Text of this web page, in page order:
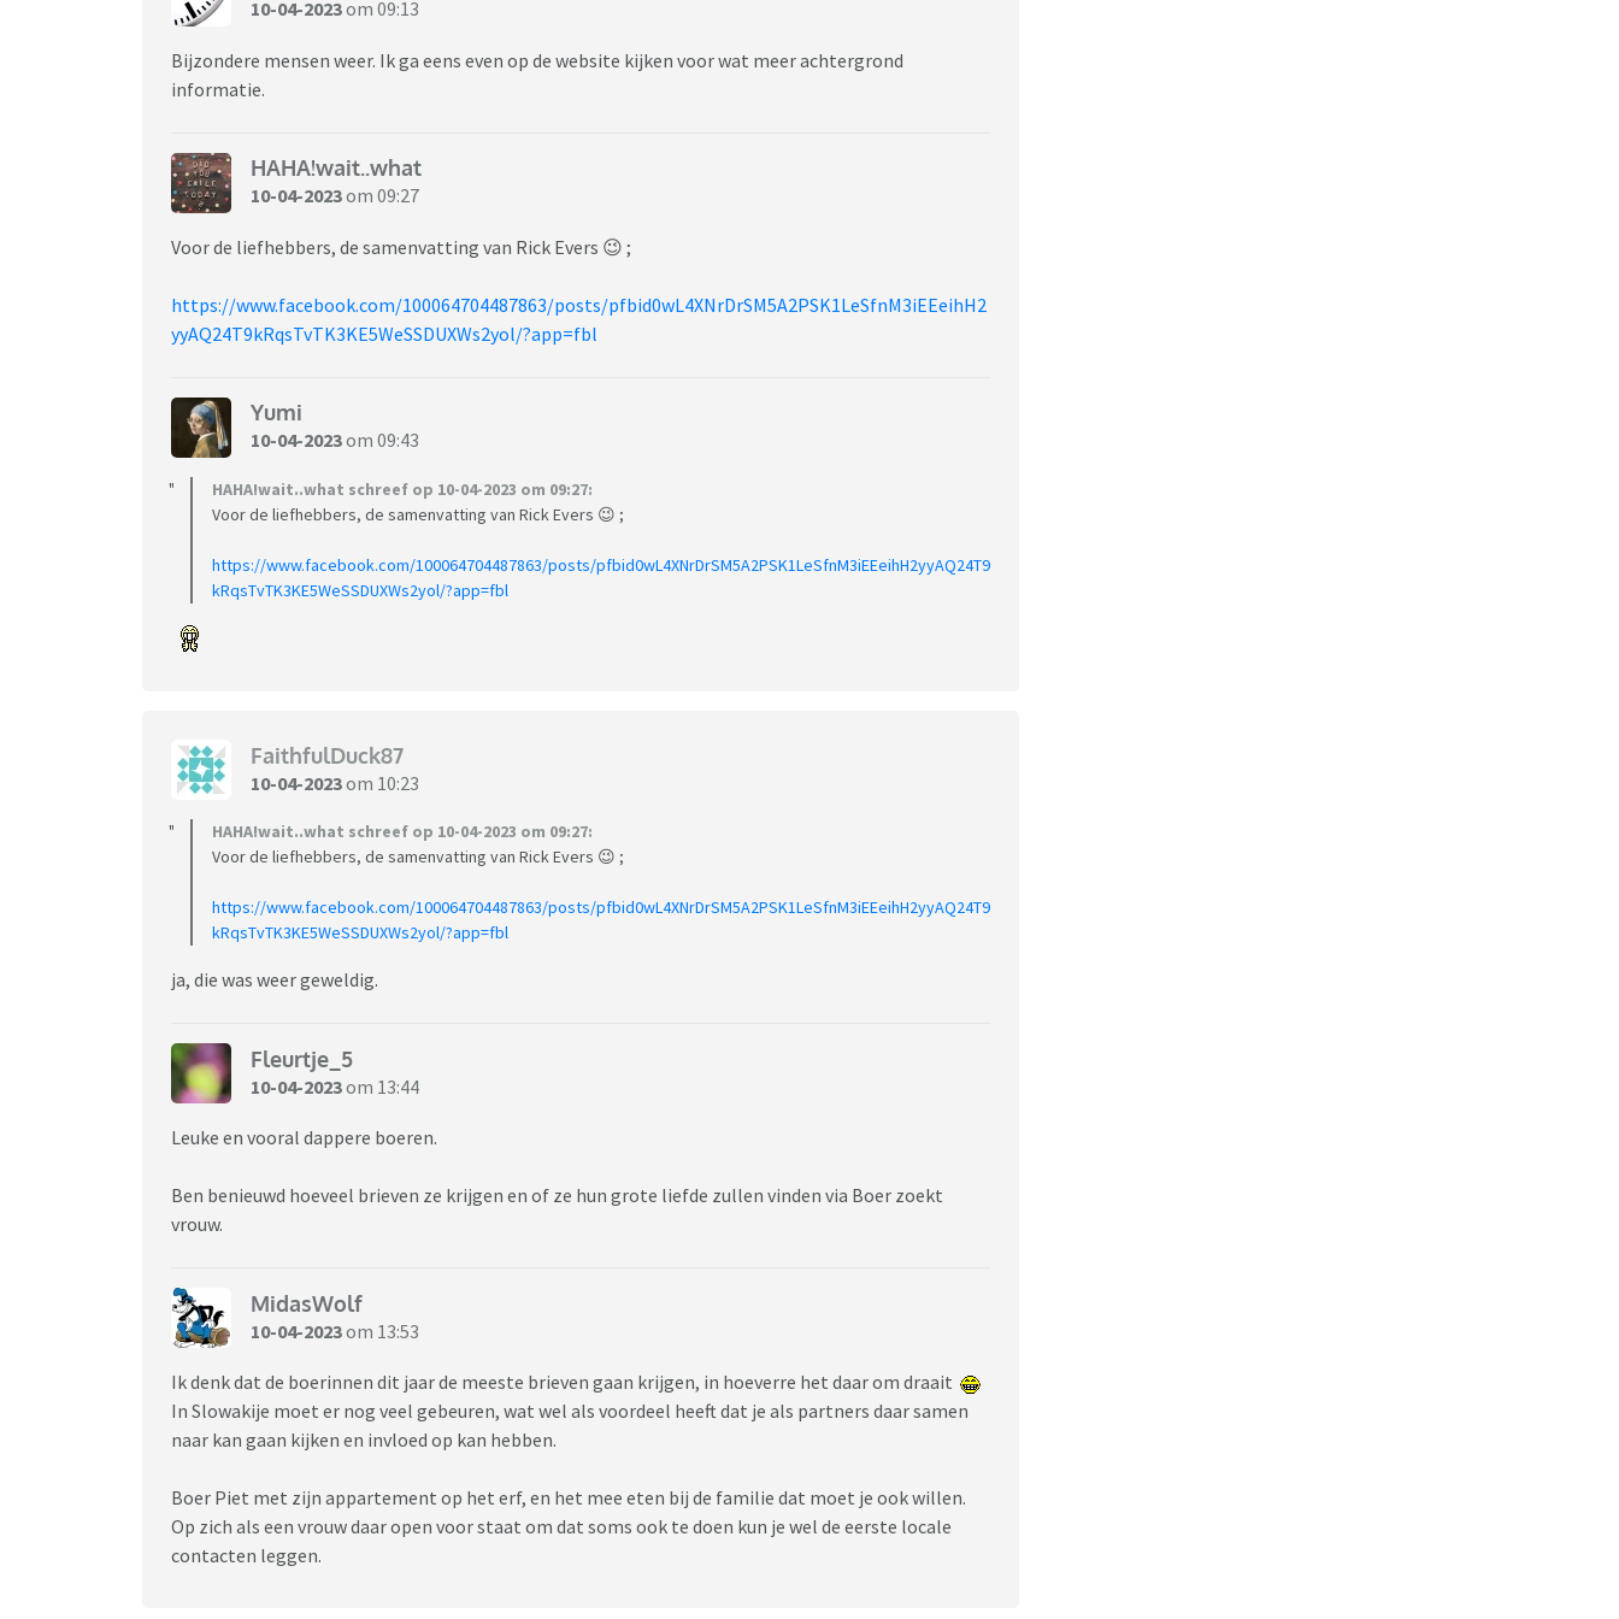
10-04-2023om 09:13
Bijzondere mensen weer. Ik ga eens even op de website kijken voor wat meer achtergrond
informatie.
HAHA!wait..what
10-04-2023om 09:27
Voor de liefhebbers, de samenvatting van Rick Evers 😉 ;
https://www.facebook.com/100064704487863/posts/pfbid0wL4XNrDrSM5A2PSK1LeSfnM3iEEeihH2
yyAQ24T9kRqsTvTK3KE5WeSSDUXWs2yol/?app=fbl
Yumi
10-04-2023om 09:43
HAHA!wait..what schreef op 10-04-2023 om 09:27:
Voor de liefhebbers, de samenvatting van Rick Evers 😉 ;
https://www.facebook.com/100064704487863/posts/pfbid0wL4XNrDrSM5A2PSK1LeSfnM3iEEeihH2yyAQ24T9
kRqsTvTK3KE5WeSSDUXWs2yol/?app=fbl
FaithfulDuck87
10-04-2023om 10:23
HAHA!wait..what schreef op 10-04-2023 om 09:27:
Voor de liefhebbers, de samenvatting van Rick Evers 😉 ;
https://www.facebook.com/100064704487863/posts/pfbid0wL4XNrDrSM5A2PSK1LeSfnM3iEEeihH2yyAQ24T9
kRqsTvTK3KE5WeSSDUXWs2yol/?app=fbl
ja, die was weer geweldig.
Fleurtje_5
10-04-2023om 13:44
Leuke en vooral dappere boeren.
Ben benieuwd hoeveel brieven ze krijgen en of ze hun grote liefde zullen vinden via Boer zoekt
vrouw.
MidasWolf
10-04-2023om 13:53
Ik denk dat de boerinnen dit jaar de meeste brieven gaan krijgen, in hoeverre het daar om draait
In Slowakije moet er nog veel gebeuren, wat wel als voordeel heeft dat je als partners daar samen
naar kan gaan kijken en invloed op kan hebben.
Boer Piet met zijn appartement op het erf, en het mee eten bij de familie dat moet je ook willen.
Op zich als een vrouw daar open voor staat om dat soms ook te doen kun je wel de eerste locale
contacten leggen.